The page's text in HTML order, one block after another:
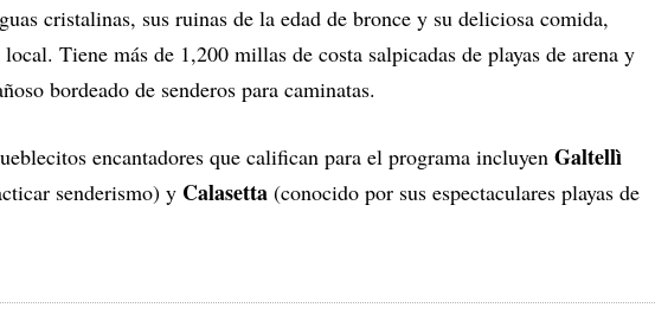
cristalinas, sus ruinas de la edad de bronce y su deliciosa comida,
Tiene más de 1,200 millas de costa salpicadas de playas de arena y
bordeado de senderos para caminatas.
encantadores que califican para el programa incluyen Galtellì
senderismo) y Calasetta (conocido por sus espectaculares playas de